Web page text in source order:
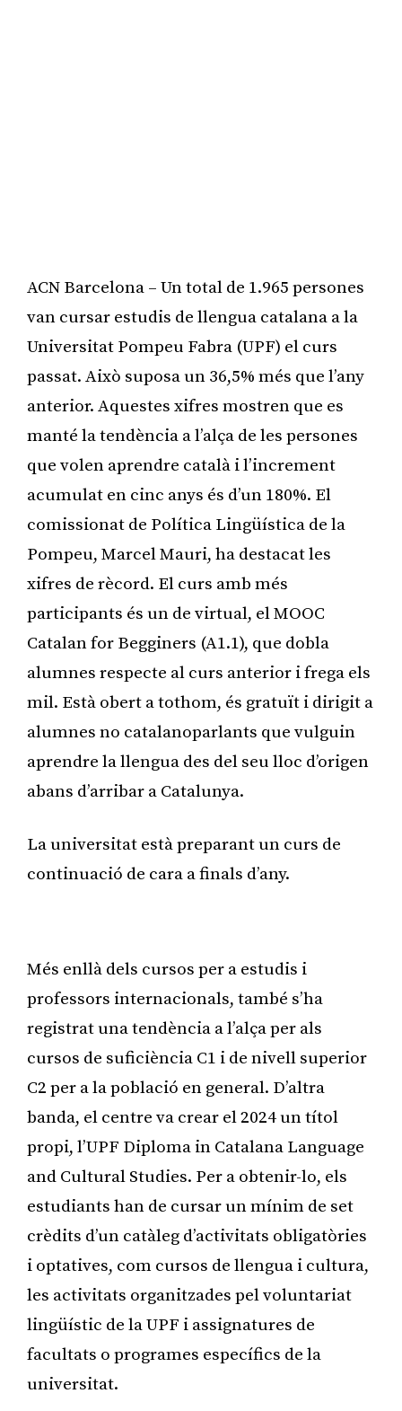
ACN Barcelona – Un total de 1.965 persones
van cursar estudis de llengua catalana a la
Universitat Pompeu Fabra (UPF) el curs
passat. Això suposa un 36,5% més que l’any
anterior. Aquestes xifres mostren que es
manté la tendència a l’alça de les persones
que volen aprendre català i l’increment
acumulat en cinc anys és d’un 180%. El
comissionat de Política Lingüística de la
Pompeu, Marcel Mauri, ha destacat les
xifres de rècord. El curs amb més
participants és un de virtual, el MOOC
Catalan for Begginers (A1.1), que dobla
alumnes respecte al curs anterior i frega els
mil. Està obert a tothom, és gratuït i dirigit a
alumnes no catalanoparlants que vulguin
aprendre la llengua des del seu lloc d’origen
abans d’arribar a Catalunya.
La universitat està preparant un curs de
continuació de cara a finals d’any.
Més enllà dels cursos per a estudis i
professors internacionals, també s’ha
registrat una tendència a l’alça per als
cursos de suficiència C1 i de nivell superior
C2 per a la població en general. D’altra
banda, el centre va crear el 2024 un títol
propi, l’UPF Diploma in Catalana Language
and Cultural Studies. Per a obtenir-lo, els
estudiants han de cursar un mínim de set
crèdits d’un catàleg d’activitats obligatòries
i optatives, com cursos de llengua i cultura,
les activitats organitzades pel voluntariat
lingüístic de la UPF i assignatures de
facultats o programes específics de la
universitat.